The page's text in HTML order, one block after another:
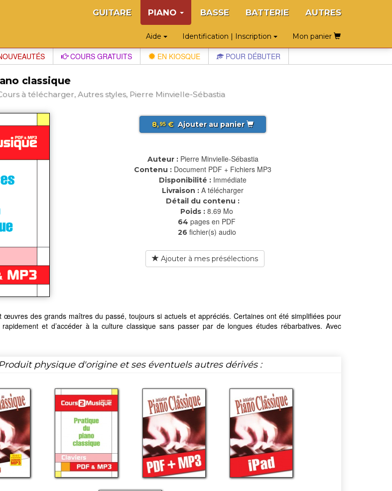
GUITARE PIANO BASSE BATTERIE AUTRES
Aide Identification | Inscription Mon panier
COURS GRATUITS EN KIOSQUE POUR DÉBUTER
classique
à télécharger, Autres styles, Pierre Minvielle-Sébastia
8,95€ Ajouter au panier
Auteur : Pierre Minvielle-Sébastia
Contenu : Document PDF + Fichiers MP3
Disponibilité : Immédiate
Livraison : A télécharger
Détail du contenu :
Poids : 8.69 Mo
64 pages en PDF
26 fichier(s) audio
Ajouter à mes présélections
œuvres des grands maîtres du passé, toujours si actuels et appréciés. Certaines ont été simplifiées pour
et d’accéder à la culture classique sans passer par de longues études rébarbatives. Avec
physique d'origine et ses éventuels autres dérivés :